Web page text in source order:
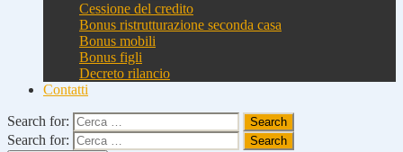
Cessione del credito
Bonus ristrutturazione seconda casa
Bonus mobili
Bonus figli
Decreto rilancio
Contatti
Search for:
Search for: